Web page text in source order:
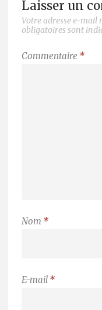
Laisser un
Votre adresse e-mail
obligatoires sont
Commentaire *
Nom *
E-mail *